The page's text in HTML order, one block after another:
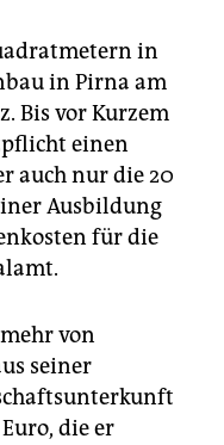
in
in Pirna am
Bis vor Kurzem
einen
auch nur die 20
Ausbildung
für die
von
seiner
die er